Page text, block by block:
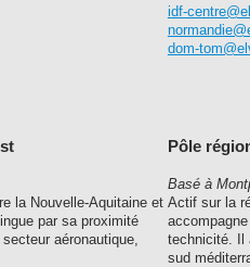
idf-
dom-
la Nouvelle-Aquitaine et
par sa proximité
aéronautique,
Pôle
Basé à
Actif sur la
technicité. Il
sud